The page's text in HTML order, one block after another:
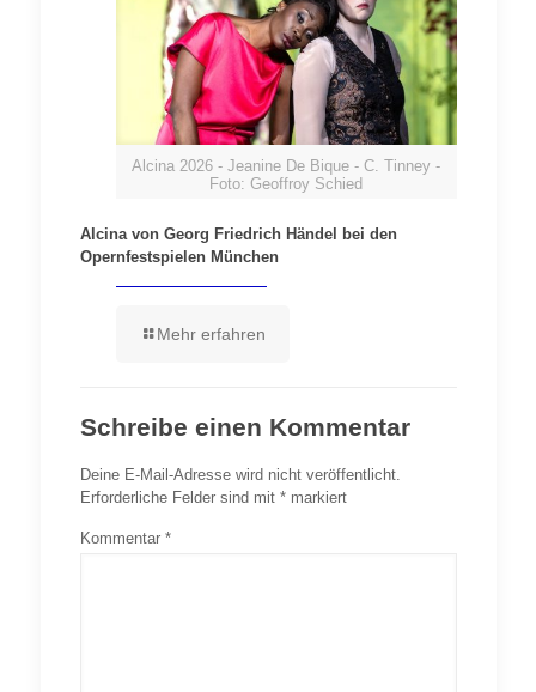
Alcina 2026 - Jeanine De Bique - C. Tinney -
Foto: Geoffroy Schied
Alcina von Georg Friedrich Händel bei den
Opernfestspielen München
Mehr erfahren
Schreibe einen Kommentar
Deine E-Mail-Adresse wird nicht veröffentlicht.
Erforderliche Felder sind mit *markiert
Kommentar *